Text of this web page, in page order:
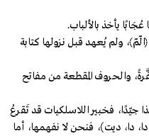
يأخذ بالألباب.
ولم يُعهد قبل نزولها كتابة
والحروف المقطعة من مفاتح
فخبير اللاسلكيات قد تَقرعُ
دا، ديت)، فنحن لا نفهمها، أما